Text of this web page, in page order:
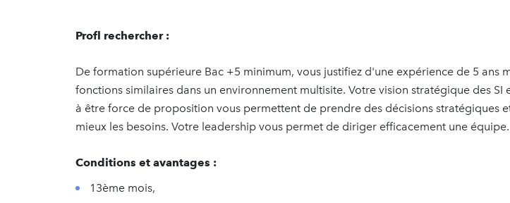
Profl rechercher :
De formation supérieure Bac +5 minimum, vous justifiez d'une expérience de 5 ans
fonctions similaires dans un environnement multisite. Votre vision stratégique des SI
à être force de proposition vous permettent de prendre des décisions stratégiques
mieux les besoins. Votre leadership vous permet de diriger efficacement une équipe.
Conditions et avantages :
13ème mois,